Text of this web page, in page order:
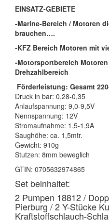
EINSATZ-GEBIETE
-Marine-Bereich / Motoren
brauchen….
-KFZ Bereich Motoren mit
-Motorsportbereich
Drehzahlbereich
Förderleistung: Gesamt
Druck in bar: 0,28-0,35
Anlaufspannung: 9,0-9,5V
Nennspannung: 12V
Stromaufnahme: 1,5-1,9A
Saughöhe: ca. 1,5mtr.
Gewicht: 910g
Stutzen: 8mm beweglich
GTIN: 0705632974865
Set beinhaltet:
2 Pumpen 18812 /
Pierburg / 2 Y-Stücke
Kraftstoffschlauch-